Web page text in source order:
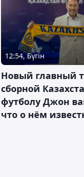
12:54, Бүгін
Новый главный
сборной
футболу Джон
что о нём